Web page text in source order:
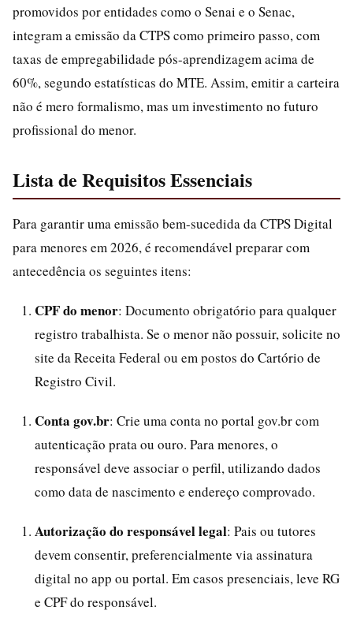
promovidos por entidades como o Senai e o Senac,
integram a emissão da CTPS como primeiro passo, com
taxas de empregabilidade pós-aprendizagem acima de
60%, segundo estatísticas do MTE. Assim, emitir a carteira
não é mero formalismo, mas um investimento no futuro
profissional do menor.
Lista de Requisitos Essenciais
Para garantir uma emissão bem-sucedida da CTPS Digital
para menores em 2026, é recomendável preparar com
antecedência os seguintes itens:
CPF do menor: Documento obrigatório para qualquer
registro trabalhista. Se o menor não possuir, solicite no
site da Receita Federal ou em postos do Cartório de
Registro Civil.
Conta gov.br: Crie uma conta no portal gov.br com
autenticação prata ou ouro. Para menores, o
responsável deve associar o perfil, utilizando dados
como data de nascimento e endereço comprovado.
Autorização do responsável legal: Pais ou tutores
devem consentir, preferencialmente via assinatura
digital no app ou portal. Em casos presenciais, leve RG
e CPF do responsável.